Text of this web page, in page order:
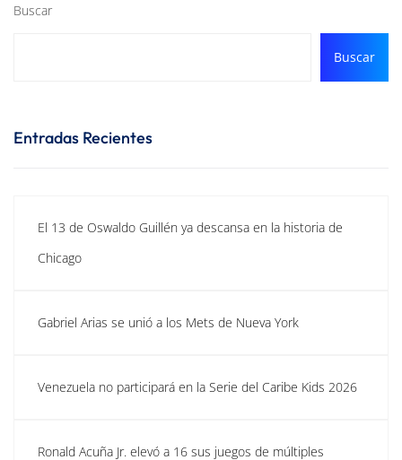
Buscar
Buscar
Entradas Recientes
El 13 de Oswaldo Guillén ya descansa en la historia de
Chicago
Gabriel Arias se unió a los Mets de Nueva York
Venezuela no participará en la Serie del Caribe Kids 2026
Ronald Acuña Jr. elevó a 16 sus juegos de múltiples